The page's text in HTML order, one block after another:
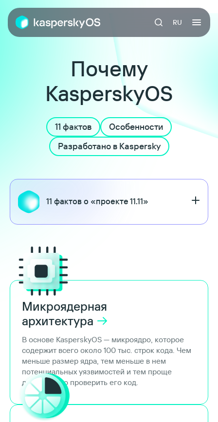
RU
Почему
KasperskyOS
11 фактов
Особенности
Разработано в Kaspersky
11 фактов о «проекте 11.11»
Микроядерная
архитектура
В основе KasperskyOS — микроядро, которое
содержит всего около 100 тыс. строк кода. Чем
меньше размер ядра, тем меньше в нем
потенциальных уязвимостей и тем проще
досконально проверить его код.